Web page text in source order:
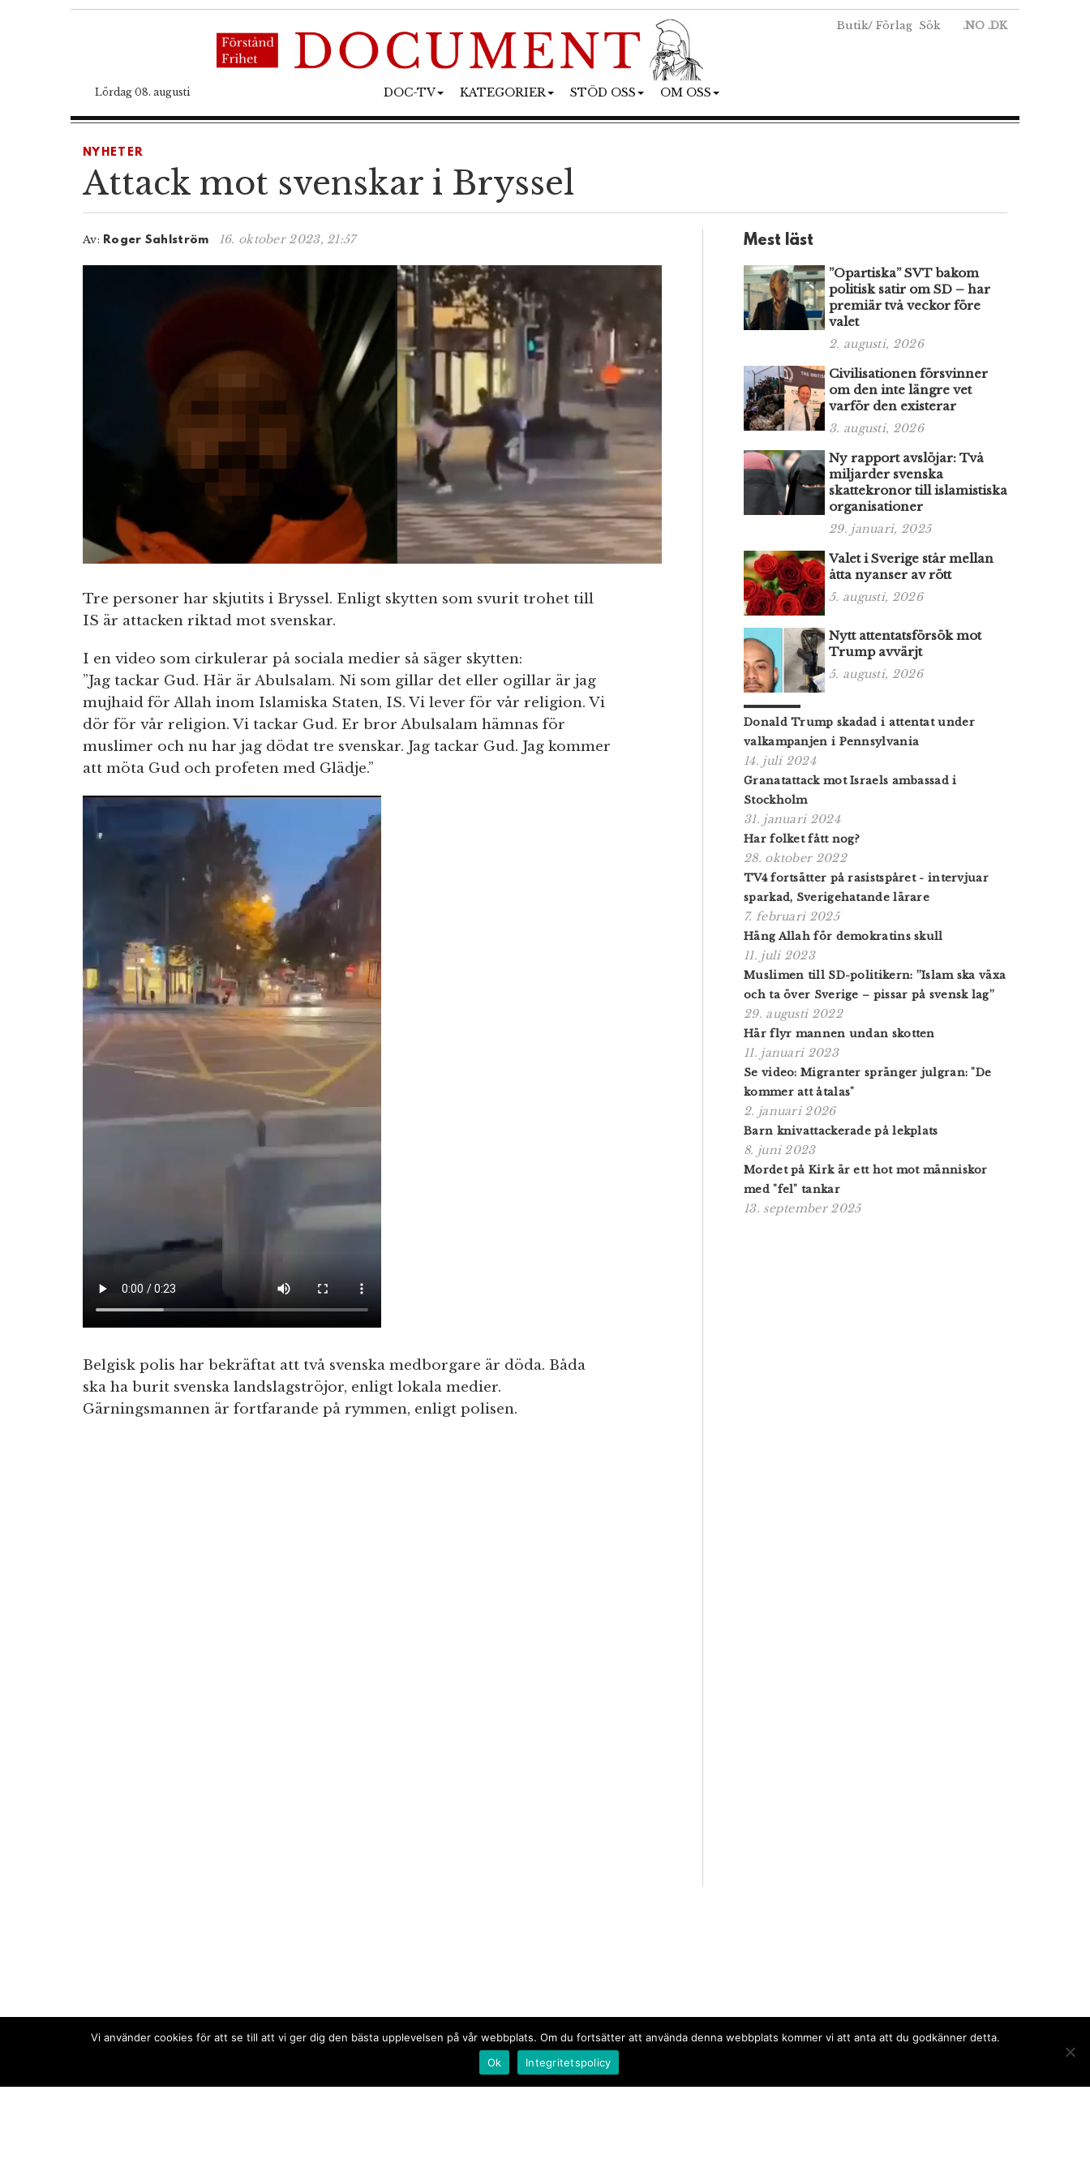
Butik/ Förlag Sök .NO .DK
Lördag 08. augusti DOC-TV KATEGORIER STÖD OSS OM OSS
NYHETER
Attack mot svenskar i Bryssel
Av: Roger Sahlström 16. oktober 2023, 21:57
Tre personer har skjutits i Bryssel. Enligt skytten som svurit trohet till
IS är attacken riktad mot svenskar.
I en video som cirkulerar på sociala medier så säger skytten:
”Jag tackar Gud. Här är Abulsalam. Ni som gillar det eller ogillar är jag
mujhaid för Allah inom Islamiska Staten, IS. Vi lever för vår religion. Vi
dör för vår religion. Vi tackar Gud. Er bror Abulsalam hämnas för
muslimer och nu har jag dödat tre svenskar. Jag tackar Gud. Jag kommer
att möta Gud och profeten med Glädje.”
Belgisk polis har bekräftat att två svenska medborgare är döda. Båda
ska ha burit svenska landslagströjor, enligt lokala medier.
Gärningsmannen är fortfarande på rymmen, enligt polisen.
Mest läst
”Opartiska” SVT bakom
politisk satir om SD – har
premiär två veckor före
valet
2. augusti, 2026
Civilisationen försvinner
om den inte längre vet
varför den existerar
3. augusti, 2026
Ny rapport avslöjar: Två
miljarder svenska
skattekronor till islamistiska
organisationer
29. januari, 2025
Valet i Sverige står mellan
åtta nyanser av rött
5. augusti, 2026
Nytt attentatsförsök mot
Trump avvärjt
5. augusti, 2026
Donald Trump skadad i attentat under
valkampanjen i Pennsylvania
14. juli 2024
Granatattack mot Israels ambassad i
Stockholm
31. januari 2024
Har folket fått nog?
28. oktober 2022
TV4 fortsätter på rasistspåret - intervjuar
sparkad, Sverigehatande lärare
7. februari 2025
Häng Allah för demokratins skull
11. juli 2023
Muslimen till SD-politikern: ”Islam ska växa
och ta över Sverige – pissar på svensk lag”
29. augusti 2022
Här flyr mannen undan skotten
11. januari 2023
Se video: Migranter spränger julgran: "De
kommer att åtalas"
2. januari 2026
Barn knivattackerade på lekplats
8. juni 2023
Mordet på Kirk är ett hot mot människor
med "fel" tankar
13. september 2025
Vi använder cookies för att se till att vi ger dig den bästa upplevelsen på vår webbplats. Om du fortsätter att använda denna webbplats kommer vi att anta att du godkänner detta.
Ok
Integritetspolicy